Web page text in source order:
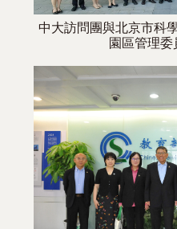
區）中大訪問團與北京市科
園區管理